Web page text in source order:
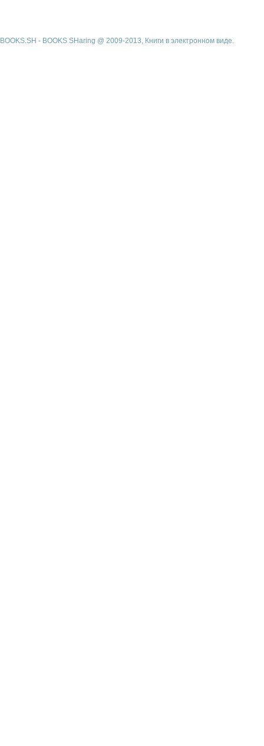
BOOKS.SH - BOOKS SHaring @ 2009-2013, Книги в электронном виде.